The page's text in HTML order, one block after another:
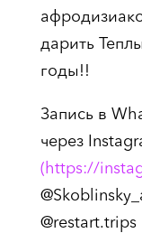
дарить
годы!!
Запись в
через
(https://
@restart.trips